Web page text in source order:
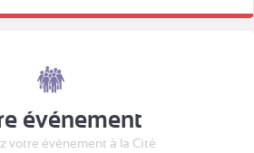
événement
votre événement à la Cité